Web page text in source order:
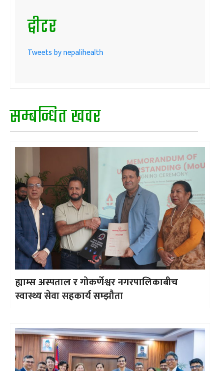
ट्वीटर
Tweets by nepalihealth
सम्बन्धित खवर
ह्याम्स अस्पताल र गोकर्णेश्वर नगरपालिकाबीच
स्वास्थ्य सेवा सहकार्य सम्झौता